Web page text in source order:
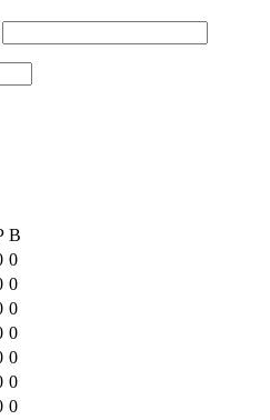
B
0
0
0
0
0
0
0